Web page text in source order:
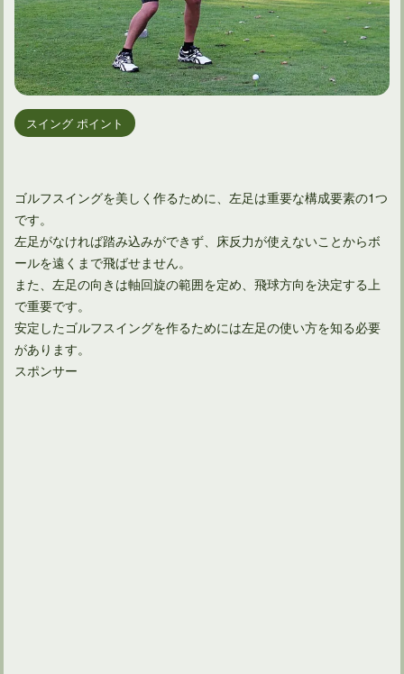
スイング ポイント
ゴルフスイングを美しく作るために、左足は重要な構成要素の1つ
です。
左足がなければ踏み込みができず、床反力が使えないことからボ
ールを遠くまで飛ばせません。
また、左足の向きは軸回旋の範囲を定め、飛球方向を決定する上
で重要です。
安定したゴルフスイングを作るためには左足の使い方を知る必要
があります。
スポンサー